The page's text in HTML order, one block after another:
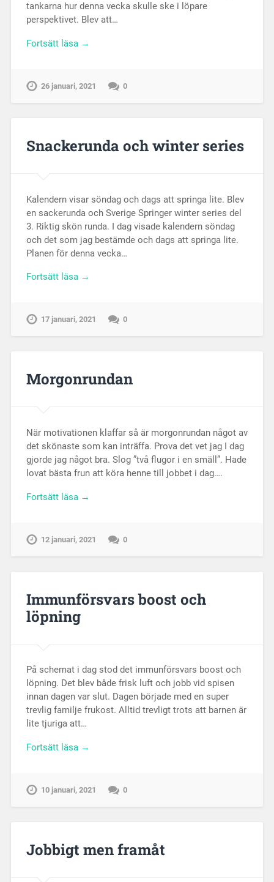
tankarna hur denna vecka skulle ske i löpare
perspektivet. Blev att…
Fortsätt läsa →
26 januari, 2021 0
Snackerunda och winter series
Kalendern visar söndag och dags att springa lite. Blev
en sackerunda och Sverige Springer winter series del
3. Riktig skön runda. I dag visade kalendern söndag
och det som jag bestämde och dags att springa lite.
Planen för denna vecka…
Fortsätt läsa →
17 januari, 2021 0
Morgonrundan
När motivationen klaffar så är morgonrundan något av
det skönaste som kan inträffa. Prova det vet jag I dag
gjorde jag något bra. Slog ”två flugor i en smäll”. Hade
lovat bästa frun att köra henne till jobbet i dag….
Fortsätt läsa →
12 januari, 2021 0
Immunförsvars boost och
löpning
På schemat i dag stod det immunförsvars boost och
löpning. Det blev både frisk luft och jobb vid spisen
innan dagen var slut. Dagen började med en super
trevlig familje frukost. Alltid trevligt trots att barnen är
lite tjuriga att…
Fortsätt läsa →
10 januari, 2021 0
Jobbigt men framåt